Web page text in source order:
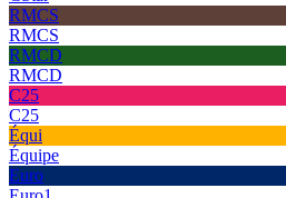
RMCS
RMCS
RMCD
RMCD
C25
C25
Équi
Équipe
Euro